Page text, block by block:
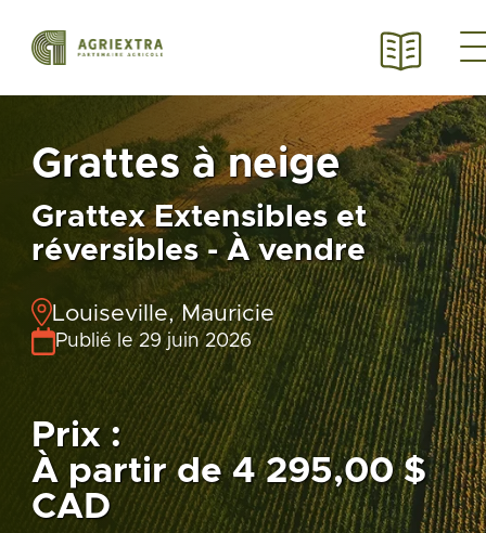
Grattes à neige
Grattex Extensibles et
réversibles - À vendre
Louiseville, Mauricie
Publié le 29 juin 2026
Prix :
À partir de 4 295,00 $
CAD